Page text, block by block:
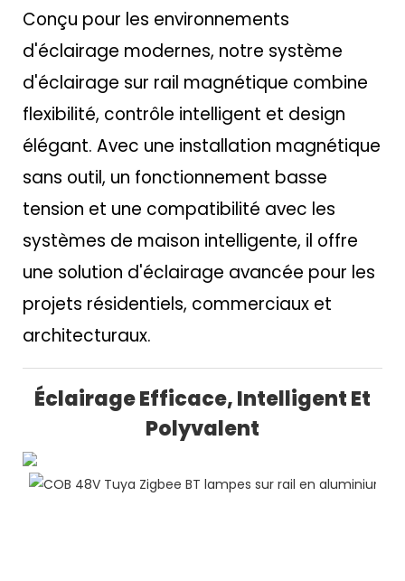
Conçu pour les environnements
d'éclairage modernes, notre système
d'éclairage sur rail magnétique combine
flexibilité, contrôle intelligent et design
élégant. Avec une installation magnétique
sans outil, un fonctionnement basse
tension et une compatibilité avec les
systèmes de maison intelligente, il offre
une solution d'éclairage avancée pour les
projets résidentiels, commerciaux et
architecturaux.
Éclairage Efficace, Intelligent Et
Polyvalent